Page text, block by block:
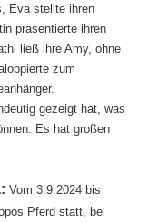
Eva stellte ihren
präsentierte ihren
ließ ihre Amy, ohne
zum
gezeigt hat, was
Es hat großen
Vom 3.9.2024 bis
Pferd statt, bei